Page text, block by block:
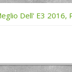
Dell' E3 2016,